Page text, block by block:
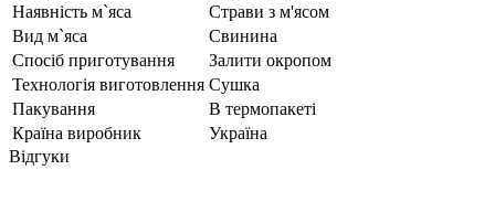
Наявність м`яса
Страви з м'ясом
Вид м`яса
Свинина
Спосіб приготування
Залити окропом
Технологія виготовлення Сушка
Пакування
В термопакеті
Країна виробник
Україна
Відгуки